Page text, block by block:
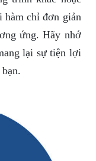
hàm chỉ đơn giản
ứng. Hãy nhớ
lại sự tiện lợi